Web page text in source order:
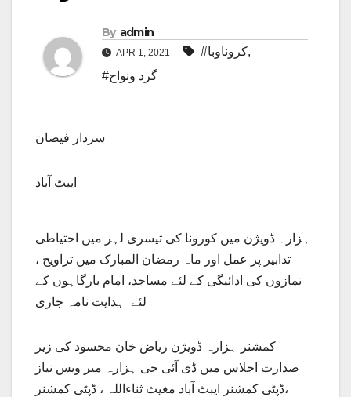
By admin
APR 1, 2021 #کروناوبا,
#گرد ونواح
سردار فیضان
ایبٹ آباد
ہزارہ ڈویژن میں کورونا کی تیسری لہر میں احتیاطی
تدابیر پر عمل اور ماہ رمضان المبارک میں تراویح ،
نمازوں کی ادائیگی کے لئے مساجد، امام بارگاہوں کے
لئے ہدایت نامہ جاری
کمشنر ہزارہ ڈویژن ریاض خان محسود کی زیر
صدارت اجلاس میں ڈی آئی جی ہزارہ میر ویس نیاز
،ڈپٹی کمشنر ایبٹ آباد مغیث ثناءاللہ ، ڈپٹی کمشنر